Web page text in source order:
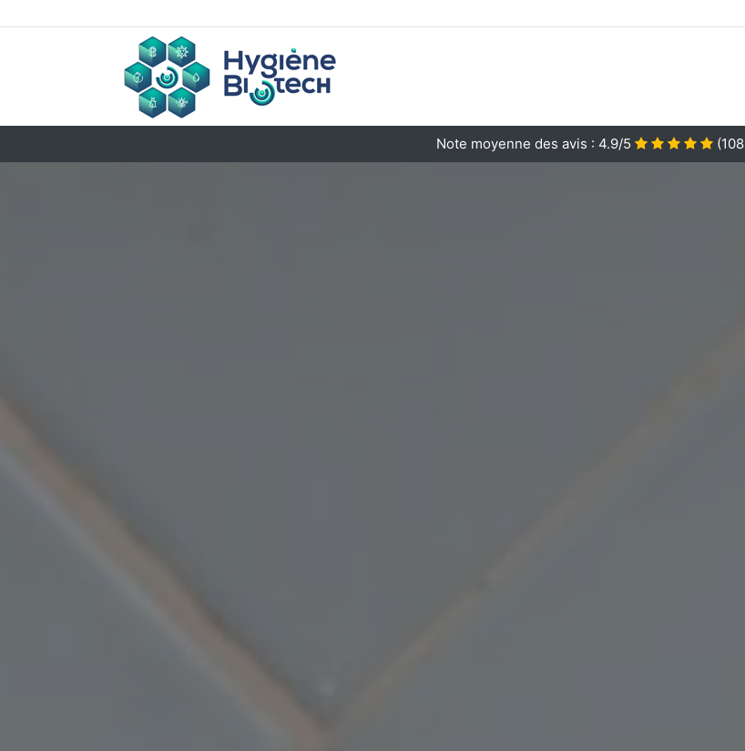
Note moyenne des avis : 4.9/5 (108